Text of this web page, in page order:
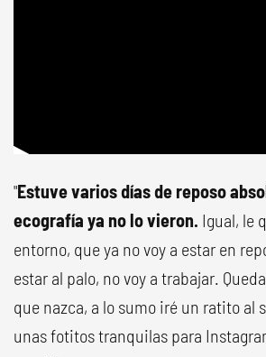
"Estuve varios días de reposo
ecografía ya no lo vieron. Igual, le
entorno, que ya no voy a estar en
estar al palo, no voy a trabajar.
que nazca, a lo sumo iré un ratito al
unas fotitos tranquilas para